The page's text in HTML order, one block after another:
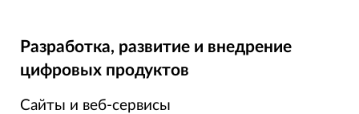
Разработка, развитие и внедрение
цифровых продуктов
Сайты и веб-сервисы